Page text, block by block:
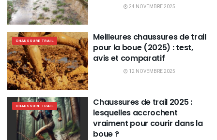
24 NOVEMBRE 2025
CHAUSSURE TRAIL
Meilleures chaussures de trail
pour la boue (2025) : test,
avis et comparatif
12 NOVEMBRE 2025
CHAUSSURE TRAIL
Chaussures de trail 2025 :
lesquelles accrochent
vraiment pour courir dans la
boue ?